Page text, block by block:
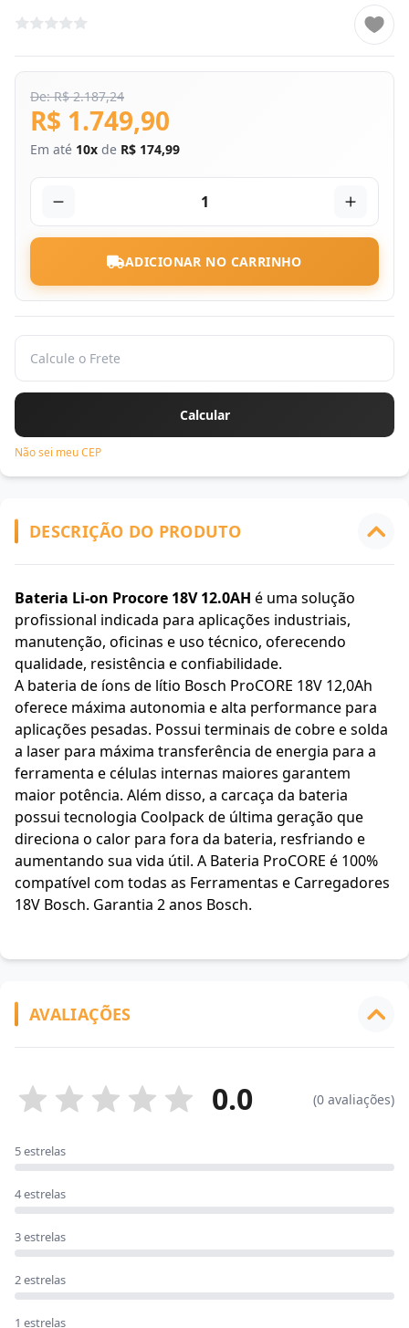
De: R$ 2.187,24
R$ 1.749,90
Em até 10x de R$ 174,99
1
ADICIONAR NO CARRINHO
Não sei meu CEP
DESCRIÇÃO DO PRODUTO
Bateria Li-on Procore 18V 12.0AH é uma solução
profissional indicada para aplicações industriais,
manutenção, oficinas e uso técnico, oferecendo
qualidade, resistência e confiabilidade.
A bateria de íons de lítio Bosch ProCORE 18V 12,0Ah
oferece máxima autonomia e alta performance para
aplicações pesadas. Possui terminais de cobre e solda
a laser para máxima transferência de energia para a
ferramenta e células internas maiores garantem
maior potência. Além disso, a carcaça da bateria
possui tecnologia Coolpack de última geração que
direciona o calor para fora da bateria, resfriando e
aumentando sua vida útil. A Bateria ProCORE é 100%
compatível com todas as Ferramentas e Carregadores
18V Bosch. Garantia 2 anos Bosch.
AVALIAÇÕES
0.0 (0 avaliações)
5 estrelas
4 estrelas
3 estrelas
2 estrelas
1 estrelas